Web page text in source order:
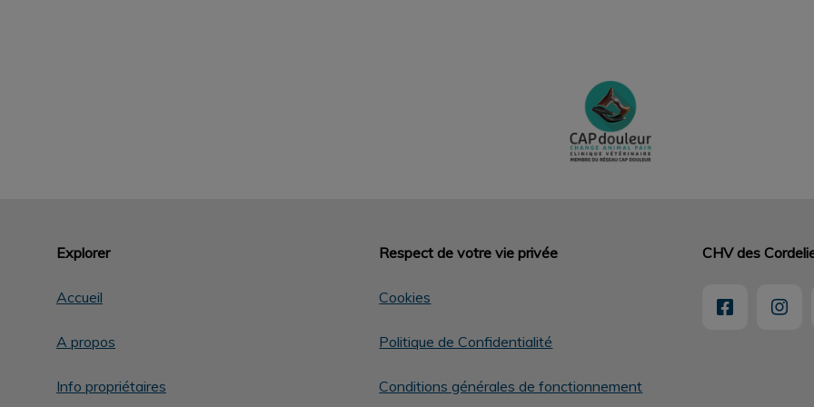
Explorer
Accueil
A propos
Info propriétaires
Respect de votre vie privée
Cookies
Politique de Confidentialité
Conditions générales de fonctionnement
CHV des